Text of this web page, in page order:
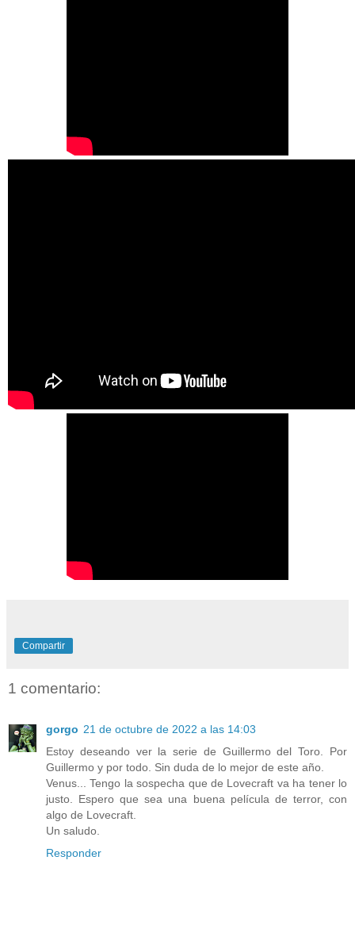
Compartir
1 comentario:
gorgo 21 de octubre de 2022 a las 14:03
Estoy deseando ver la serie de Guillermo del Toro. Por
Guillermo y por todo. Sin duda de lo mejor de este año.
Venus... Tengo la sospecha que de Lovecraft va ha tener lo
justo. Espero que sea una buena película de terror, con
algo de Lovecraft.
Un saludo.
Responder